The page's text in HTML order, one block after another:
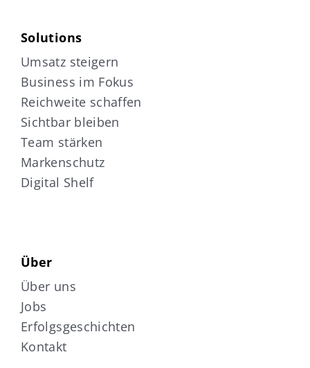
Solutions
Umsatz steigern
Business im Fokus
Reichweite schaffen
Sichtbar bleiben
Team stärken
Markenschutz
Digital Shelf
Über
Über uns
Jobs
Erfolgsgeschichten
Kontakt